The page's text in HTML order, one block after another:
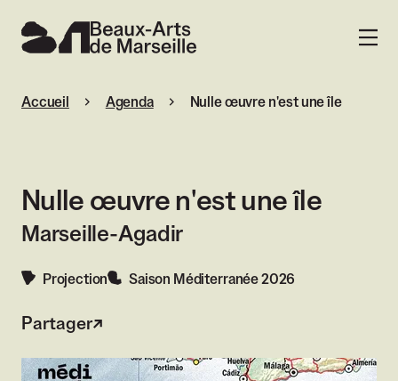
Beaux-Arts de Marseille
MENU
Accueil Agenda Nulle œuvre n'est une île
Nulle œuvre n'est une île
Marseille-Agadir
Projection Saison Méditerranée 2026
Partager
Agrandir